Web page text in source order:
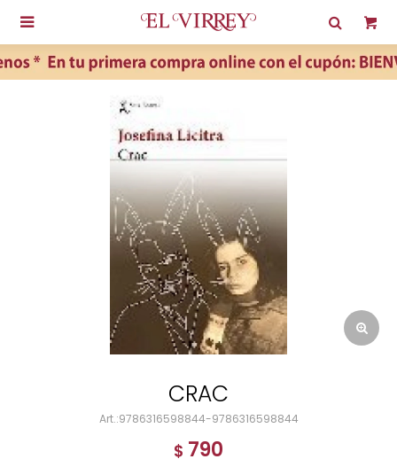

CRAC
9786316598844-9786316598844
$ 790